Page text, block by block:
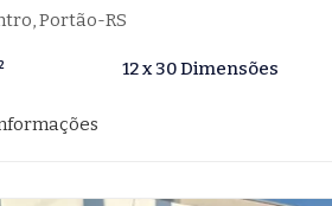
Portão-RS
12 x 30 Dimensões